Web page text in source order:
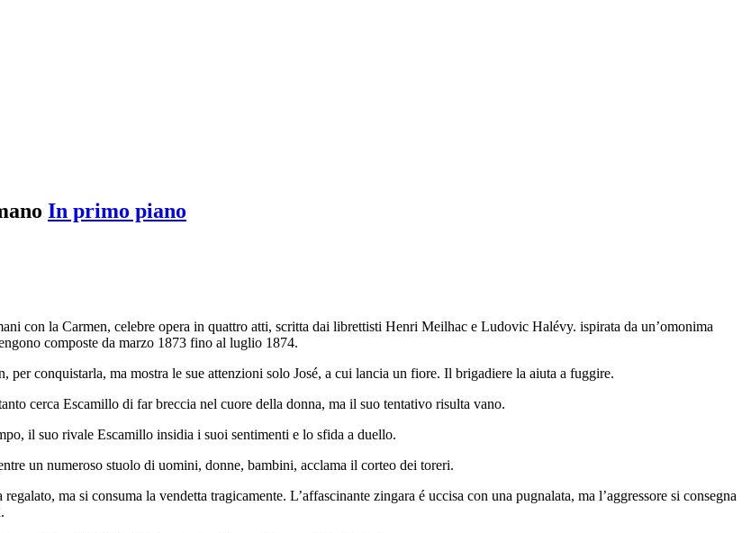
In primo piano
con la Carmen, celebre opera in quattro atti, scritta dai librettisti Henri Meilhac e Ludovic Halévy. ispirata da un’omonima
composte da marzo 1873 fino al luglio 1874.
conquistarla, ma mostra le sue attenzioni solo José, a cui lancia un fiore. Il brigadiere la aiuta a fuggire.
cerca Escamillo di far breccia nel cuore della donna, ma il suo tentativo risulta vano.
il suo rivale Escamillo insidia i suoi sentimenti e lo sfida a duello.
un numeroso stuolo di uomini, donne, bambini, acclama il corteo dei toreri.
ma si consuma la vendetta tragicamente. L’affascinante zingara é uccisa con una pugnalata, ma l’aggressore si consegna